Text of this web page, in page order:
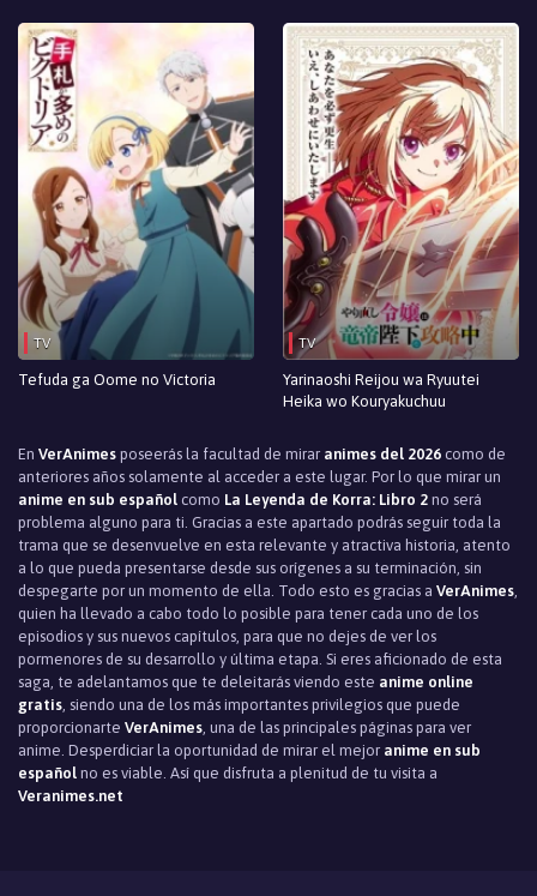
TV
Tefuda ga Oome no Victoria
TV
Yarinaoshi Reijou wa Ryuutei
Heika wo Kouryakuchuu
En VerAnimes poseerás la facultad de mirar animes del 2026 como de
anteriores años solamente al acceder a este lugar. Por lo que mirar un
anime en sub español como La Leyenda de Korra: Libro 2 no será
problema alguno para ti. Gracias a este apartado podrás seguir toda la
trama que se desenvuelve en esta relevante y atractiva historia, atento
a lo que pueda presentarse desde sus orígenes a su terminación, sin
despegarte por un momento de ella. Todo esto es gracias a VerAnimes
quien ha llevado a cabo todo lo posible para tener cada uno de los
episodios y sus nuevos capítulos, para que no dejes de ver los
pormenores de su desarrollo y última etapa. Si eres aficionado de esta
saga, te adelantamos que te deleitarás viendo este anime online
gratis , siendo una de los más importantes privilegios que puede
proporcionarte VerAnimes , una de las principales páginas para ver
anime. Desperdiciar la oportunidad de mirar el mejor anime en sub
español no es viable. Así que disfruta a plenitud de tu visita a
Veranimes.net